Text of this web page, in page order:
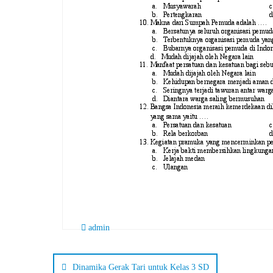
admin
Dinamika Gerak Tari untuk Kelas 3 SD